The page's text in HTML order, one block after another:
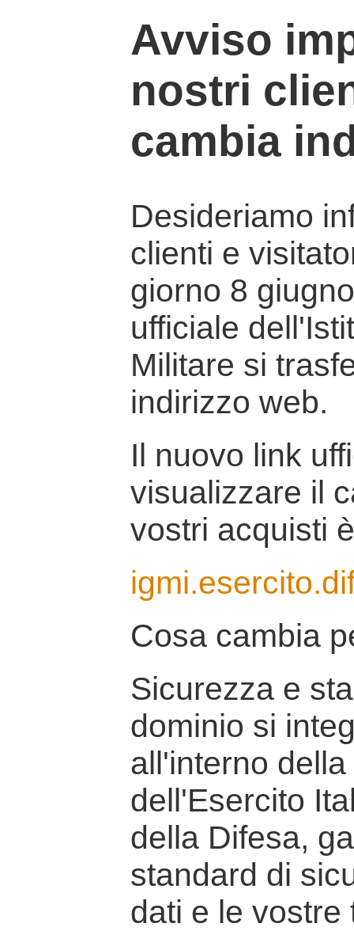
Avviso
nostri
cambia
Desideriamo
clienti e
giorno 8
ufficiale
Militare si
indirizzo web.
Il nuovo link
visualizzare il
vostri acquisti
Cosa cambia
Sicurezza e
dominio si
all'interno
dell'Esercito
della Difesa,
standard di
dati e le vostre